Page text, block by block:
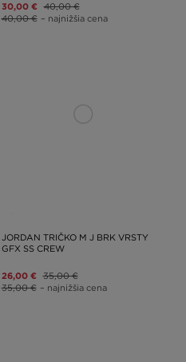
30,00 € 40,00 €
40,00 € – najnižšia cena
JORDAN TRIČKO M J BRK VRSTY
GFX SS CREW
26,00 € 35,00 €
35,00 € – najnižšia cena